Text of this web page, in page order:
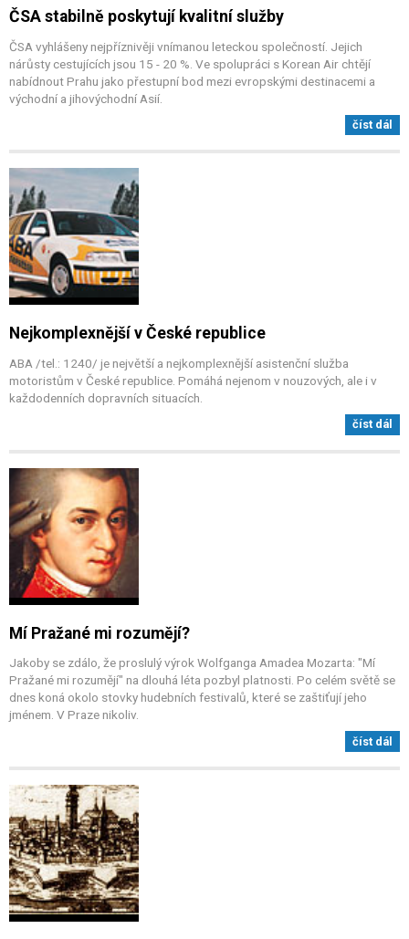
ČSA stabilně poskytují kvalitní služby
ČSA vyhlášeny nejpříznivěji vnímanou leteckou společností. Jejich
nárůsty cestujících jsou 15 - 20 %. Ve spolupráci s Korean Air chtějí
nabídnout Prahu jako přestupní bod mezi evropskými destinacemi a
východní a jihovýchodní Asií.
číst dál
Nejkomplexnější v České republice
ABA /tel.: 1240/ je největší a nejkomplexnější asistenční služba
motoristům v České republice. Pomáhá nejenom v nouzových, ale i v
každodenních dopravních situacích.
číst dál
Mí Pražané mi rozumějí?
Jakoby se zdálo, že proslulý výrok Wolfganga Amadea Mozarta: "Mí
Pražané mi rozumějí" na dlouhá léta pozbyl platnosti. Po celém světě se
dnes koná okolo stovky hudebních festivalů, které se zaštiťují jeho
jménem. V Praze nikoliv.
číst dál